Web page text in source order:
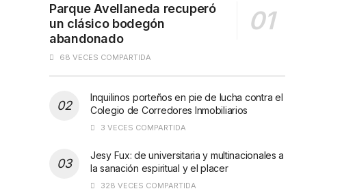
Parque Avellaneda recuperó
un clásico bodegón
abandonado
68 VECES COMPARTIDA
Inquilinos porteños en pie de lucha contra el
Colegio de Corredores Inmobiliarios
3 VECES COMPARTIDA
Jesy Fux: de universitaria y multinacionales a
la sanación espiritual y el placer
328 VECES COMPARTIDA